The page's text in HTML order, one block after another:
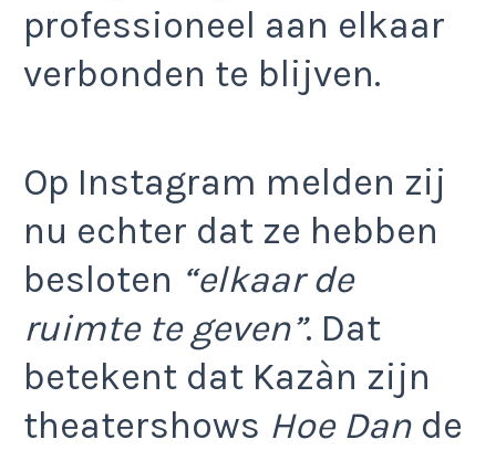
professioneel aan elkaar
verbonden te blijven.
Op Instagram melden zij
nu echter dat ze hebben
besloten “elkaar de
ruimte te geven”. Dat
betekent dat Kazàn zijn
theatershows Hoe Dan de